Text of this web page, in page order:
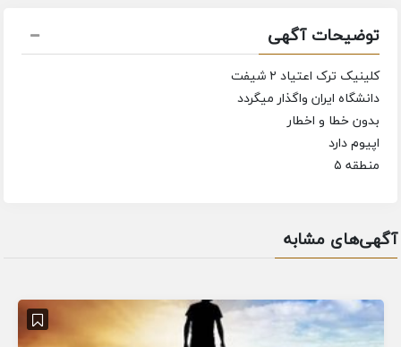
توضیحات آگهی
کلینیک ترک اعتیاد ۲ شیفت
دانشگاه ایران واگذار میگردد
بدون خطا و اخطار
اپیوم دارد
منطقه ۵
آگهی‌های مشابه